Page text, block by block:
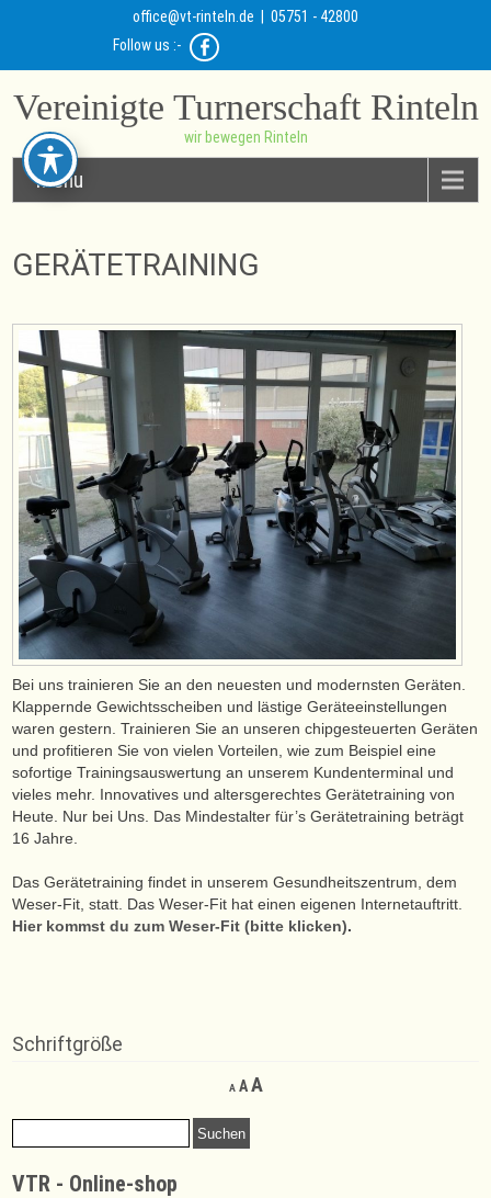
office@vt-rinteln.de | 05751 - 42800
Follow us :-
Vereinigte Turnerschaft Rinteln
wir bewegen Rinteln
Menu
GERÄTETRAINING
Bei uns trainieren Sie an den neuesten und modernsten Geräten.
Klappernde Gewichtsscheiben und lästige Geräteeinstellungen
waren gestern. Trainieren Sie an unseren chipgesteuerten Geräten
und profitieren Sie von vielen Vorteilen, wie zum Beispiel eine
sofortige Trainingsauswertung an unserem Kundenterminal und
vieles mehr. Innovatives und altersgerechtes Gerätetraining von
Heute. Nur bei Uns. Das Mindestalter für’s Gerätetraining beträgt
16 Jahre.
Das Gerätetraining findet in unserem Gesundheitszentrum, dem
Weser-Fit, statt. Das Weser-Fit hat einen eigenen Internetauftritt.
Hier kommst du zum Weser-Fit (bitte klicken).
Schriftgröße
A
Decrease
font
AReset
size.
AIncrease
Suchen
nach:
VTR - Online-shop